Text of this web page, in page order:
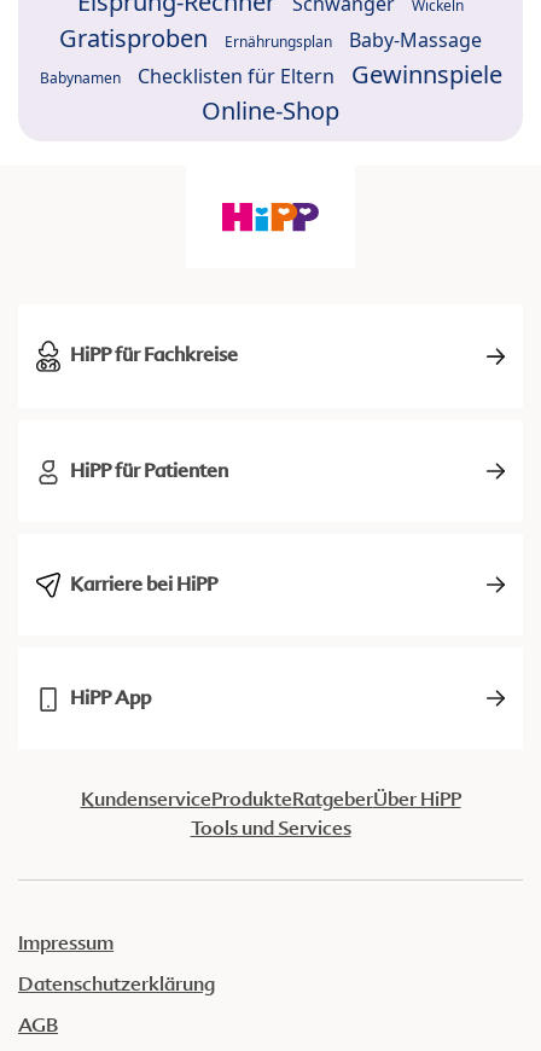
Wickeln
Gratisproben Ernährungsplan Baby-Massage
Babynamen Checklisten für Eltern
Gewinnspiele
Online-Shop
HiPP für Fachkreise
HiPP für Patienten
Karriere bei HiPP
HiPP App
KundenserviceProdukteRatgeberÜber HiPP
Tools und Services
Impressum
Datenschutzerklärung
AGB